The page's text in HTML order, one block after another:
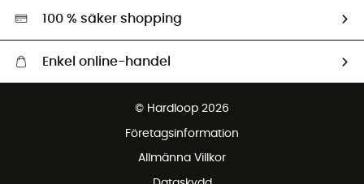
Miljöanpassat urval
100 % säker shopping
Enkel online-handel
Gratis retur inom 100 dagar
© Hardloop 2026
Företagsinformation
Allmänna Villkor